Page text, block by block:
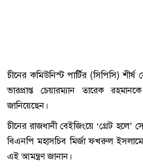
চীনের কমিউনিস্ট পার্টির (সিপিসি)
ভারপ্রাপ্ত চেয়ারম্যান তারেক
জানিয়েছেন।
চীনের রাজধানী বেইজিংয়ে ‘গ্রেট
বিএনপি মহাসচিব মির্জা ফখরুল
এই আমন্ত্রণ জানান।